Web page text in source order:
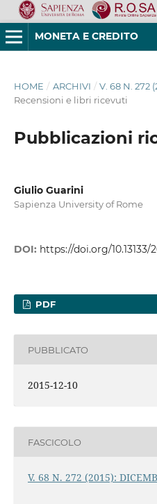
MONETA E CREDITO
HOME / ARCHIVI / V. 68 N. 272
Recensioni e libri ricevuti
Pubblicazioni
Giulio Guarini
Sapienza University of Rome
DOI: https://doi.org/10.13133/
PDF
PUBBLICATO
2015-12-10
FASCICOLO
V. 68 N. 272 (2015):